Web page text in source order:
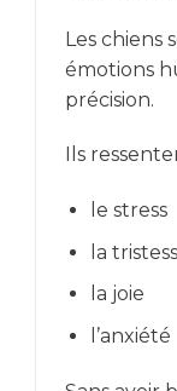
Les chiens
émotions
précision.
Ils
le stress
la
la joie
l’anxiété